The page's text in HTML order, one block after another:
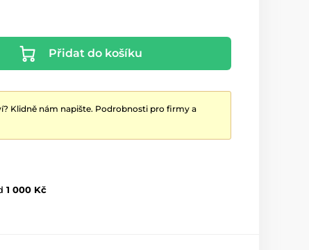
Přidat do košíku
Klidně nám napište. Podrobnosti pro firmy a
1 000 Kč